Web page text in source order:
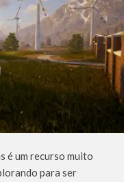
é um recurso muito
para ser